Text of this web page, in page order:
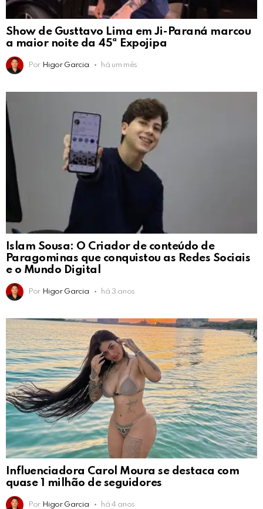
Show de Gusttavo Lima em Ji-Paraná marcou
a maior noite da 45ª Expojipa
Por Higor Garcia há um mês
Islam Sousa: O Criador de conteúdo de
Paragominas que conquistou as Redes Sociais
e o Mundo Digital
Por Higor Garcia há 3 anos
Influenciadora Carol Moura se destaca com
quase 1 milhão de seguidores
Por Higor Garcia há 4 anos